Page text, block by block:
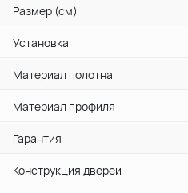
Размер (см)
Установка
Материал полотна
Материал профиля
Гарантия
Конструкция дверей